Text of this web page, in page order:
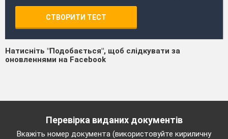
СТВОРИТИ ТЕСТ
Натисніть "Подобається", щоб слідкувати за
оновленнями на Facebook
Перевірка виданих документів
Вкажіть номер документа (використовуйте кириличну